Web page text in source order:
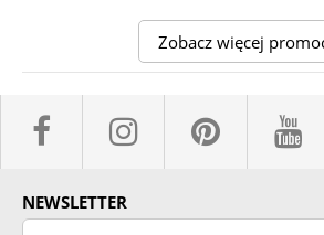
Zobacz więcej
facebookinstagram
NEWSLETTER
Podaj swój adres email